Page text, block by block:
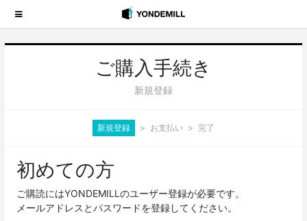
ご購入手続き
新規登録
新規登録 お支払い 完了
初めての方
ご購読にはYONDEMILLのユーザー登録が必要です。
メールアドレスとパスワードを登録してください。